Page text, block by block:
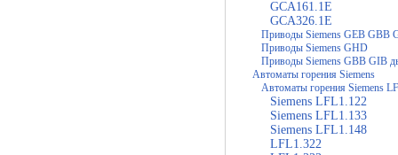
GCA161.1E
GCA326.1E
Приводы Siemens GEB GBB
Приводы Siemens GHD
Приводы Siemens GBB GIB
Автоматы горения Siemens
Автоматы горения Siemens
Siemens LFL1.122
Siemens LFL1.133
Siemens LFL1.148
LFL1.322